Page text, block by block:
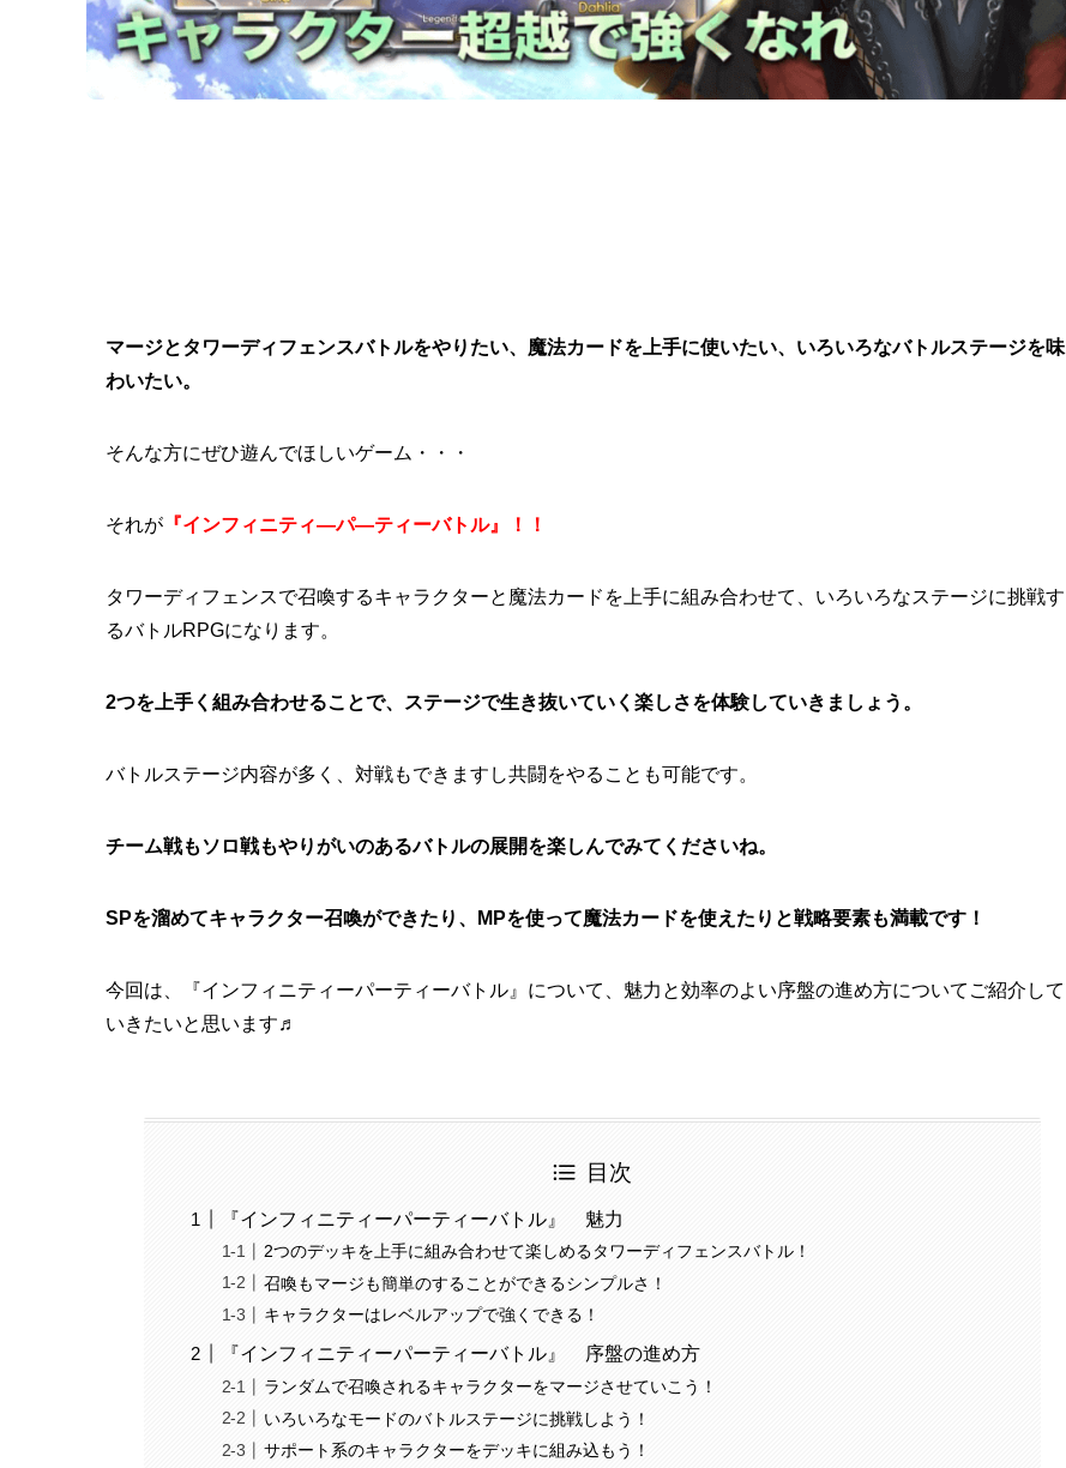
マージとタワーディフェンスバトルをやりたい、魔法カードを上手に使いたい、いろいろなバトルステージを味
わいたい。
そんな方にぜひ遊んでほしいゲーム・・・
それが 『インフィニティ―パ―ティーバトル』！！
タワーディフェンスで召喚するキャラクターと魔法カードを上手に組み合わせて、いろいろなステージに挑戦す
るバトルRPGになります。
2つを上手く組み合わせることで、ステージで生き抜いていく楽しさを体験していきましょう。
バトルステージ内容が多く、対戦もできますし共闘をやることも可能です。
チーム戦もソロ戦もやりがいのあるバトルの展開を楽しんでみてくださいね。
SPを溜めてキャラクター召喚ができたり、MPを使って魔法カードを使えたりと戦略要素も満載です！
今回は、『インフィニティーパーティーバトル』について、魅力と効率のよい序盤の進め方についてご紹介して
いきたいと思います♬
目次
『インフィニティーパーティーバトル』 魅力
2つのデッキを上手に組み合わせて楽しめるタワーディフェンスバトル！
召喚もマージも簡単のすることができるシンプルさ！
キャラクターはレベルアップで強くできる！
『インフィニティーパーティーバトル』 序盤の進め方
ランダムで召喚されるキャラクターをマージさせていこう！
いろいろなモードのバトルステージに挑戦しよう！
サポート系のキャラクターをデッキに組み込もう！